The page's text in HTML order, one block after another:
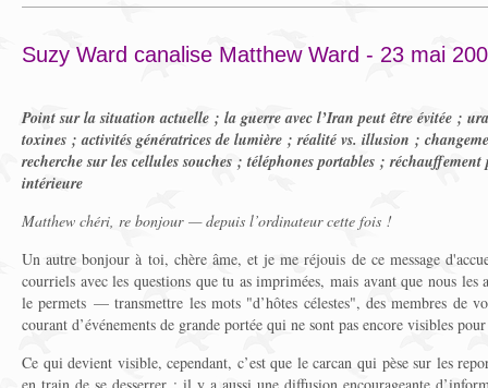
Suzy Ward canalise Matthew Ward - 23 mai
Point sur la situation actuelle ; la guerre avec l’Iran peut être évitée ;
toxines ; activités génératrices de lumière ; réalité vs. illusion ;
recherche sur les cellules souches ; téléphones portables ;
intérieure
Matthew chéri, re bonjour — depuis l’ordinateur cette fois !
Un autre bonjour à toi, chère âme, et je me réjouis de ce message
courriels avec les questions que tu as imprimées, mais avant que nous
le permets — transmettre les mots "d’hôtes célestes", des membres de
courant d’événements de grande portée qui ne sont pas encore visibles
Ce qui devient visible, cependant, c’est que le carcan qui pèse sur les